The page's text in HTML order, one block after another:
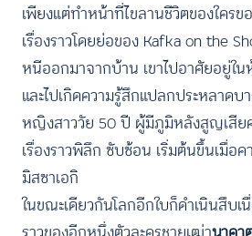
เพียงแต่ทำหน้าที่ไขลานชีวิตของใครข
เรื่องราวโดยย่อของ Kafka on the
หนีออกมาจากบ้าน เขาไปอาศัยอยู่ใน
และไปเกิดความรู้สึกแปลกประหลาดบ
หญิงสาววัย 50 ปี ผู้มีภูมิหลังสูญเสีย
เรื่องราวพิลึก ซับซ้อน เริ่มต้นขึ้นเมื่อ
มิสซาเอกิ
ในขณะเดียวกันโลกอีกใบก็ดำเนินสืบเ